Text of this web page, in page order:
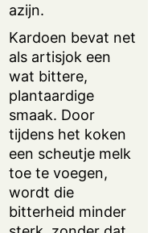
azijn.
Kardoen bevat net
als artisjok een
wat bittere,
plantaardige
smaak. Door
tijdens het koken
een scheutje melk
toe te voegen,
wordt die
bitterheid minder